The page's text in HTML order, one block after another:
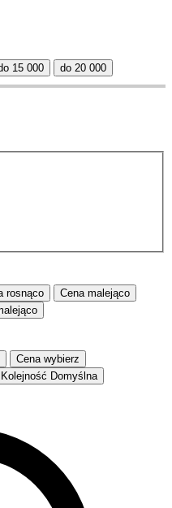
15 000 do 20 000
rosnąco Cena malejąco
Cena wybierz
Kolejność Domyślna